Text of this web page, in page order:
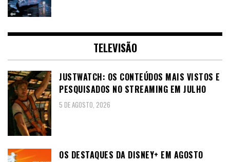
TELEVISÃO
JUSTWATCH: OS CONTEÚDOS MAIS VISTOS E
PESQUISADOS NO STREAMING EM JULHO
5 DE AGOSTO, 2026
OS DESTAQUES DA DISNEY+ EM AGOSTO